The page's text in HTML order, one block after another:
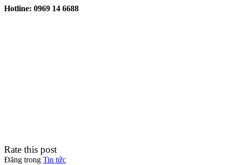
Hotline: 0969 14 6688
Rate this post
Đăng trong Tin tức